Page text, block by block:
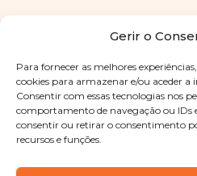
Gerir o
Para fornecer as melhores
cookies para armazenar e/ou aceder a
Consentir com essas tecnologias nos
comportamento de navegação ou IDs
consentir ou retirar o consentimento
recursos e funções.
Copyright © 2025 Sabores
reservadosPolítica de
Designed byShift Your